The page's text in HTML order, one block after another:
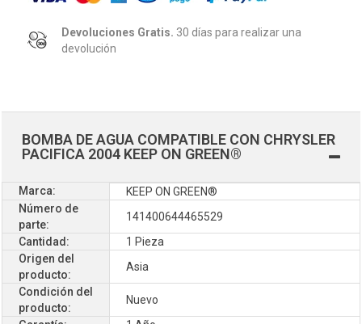
Devoluciones Gratis. 30 días para realizar una
devolución
BOMBA DE AGUA COMPATIBLE CON CHRYSLER
PACIFICA 2004 KEEP ON GREEN®
Marca:
KEEP ON GREEN®
Número de
parte:
141400644465529
Cantidad:
1 Pieza
Origen del
producto:
Asia
Condición del
producto:
Nuevo